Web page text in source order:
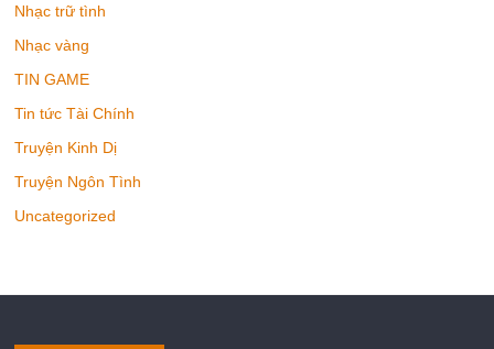
Nhạc trữ tình
Nhạc vàng
TIN GAME
Tin tức Tài Chính
Truyện Kinh Dị
Truyện Ngôn Tình
Uncategorized